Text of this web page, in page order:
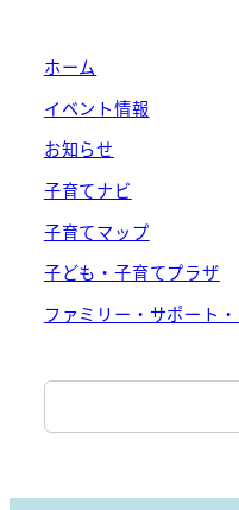
ホーム
イベント情報
お知らせ
子育てナビ
子育てマップ
子ども・子育てプラザ
ファミリー・サポート
検
索